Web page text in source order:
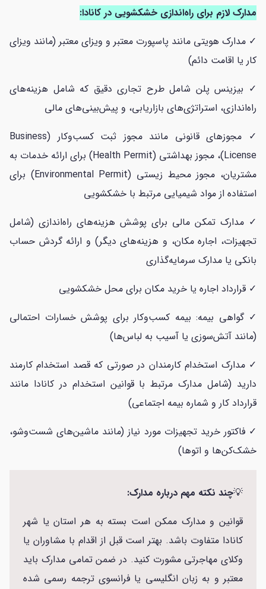
مدارک لازم برای راه‌اندازی خشکشویی در کانادا:
✓ مدارک هویتی مانند پاسپورت معتبر و ویزای معتبر (مانند ویزای
کار یا اقامت دائم)
✓ بیزینس پلن شامل طرح تجاری دقیق که شامل هزینه‌های
راه‌اندازی، استراتژی‌های بازاریابی، و پیش‌بینی‌های مالی
✓ مجوزهای قانونی مانند مجوز ثبت کسب‌وکار (Business
License)، مجوز بهداشتی (Health Permit) برای ارائه خدمات به
مشتریان، مجوز محیط زیستی (Environmental Permit) برای
استفاده از مواد شیمیایی مرتبط با خشکشویی
✓ مدارک تمکن مالی برای پوشش هزینه‌های راه‌اندازی (شامل
تجهیزات، اجاره مکان، و هزینه‌های دیگر) و ارائه گردش حساب
بانکی یا مدارک سرمایه‌گذاری
✓ قرارداد اجاره یا خرید مکان برای محل خشکشویی
✓ گواهی بیمه: بیمه کسب‌وکار برای پوشش خسارات احتمالی
(مانند آتش‌سوزی یا آسیب به لباس‌ها)
✓ مدارک استخدام کارمندان در صورتی که قصد استخدام کارمند
دارید (شامل مدارک مرتبط با قوانین استخدام در کانادا مانند
قرارداد کار و شماره بیمه اجتماعی)
✓ فاکتور خرید تجهیزات مورد نیاز (مانند ماشین‌های شست‌وشو،
خشک‌کن‌ها و اتوها)
💡چند نکته مهم درباره مدارک:
قوانین و مدارک ممکن است بسته به هر استان یا شهر
کانادا متفاوت باشد. بهتر است قبل از اقدام با مشاوران یا
وکلای مهاجرتی مشورت کنید. در ضمن تمامی مدارک باید
معتبر و به زبان انگلیسی یا فرانسوی ترجمه رسمی شده